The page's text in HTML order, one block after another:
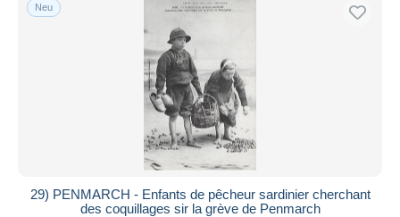
Neu
29) PENMARCH - Enfants de pêcheur sardinier cherchant
des coquillages sir la grève de Penmarch